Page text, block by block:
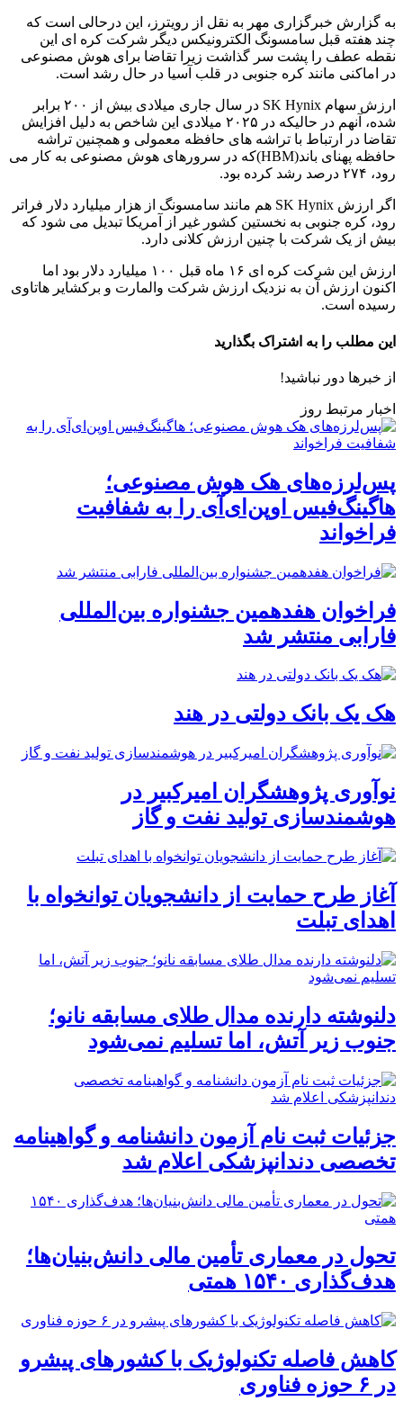
به گزارش خبرگزاری مهر به نقل از رویترز، این درحالی است که
چند هفته قبل سامسونگ الکترونیکس دیگر شرکت کره ای این
نقطه عطف را پشت سر گذاشت زیرا تقاضا برای هوش مصنوعی
در اماکنی مانند کره جنوبی در قلب آسیا در حال رشد است.
ارزش سهام SK Hynix در سال جاری میلادی بیش از ۲۰۰ برابر
شده، آنهم در حالیکه در ۲۰۲۵ میلادی این شاخص به دلیل افزایش
تقاضا در ارتباط با تراشه های حافظه معمولی و همچنین تراشه
حافظه پهنای باند(HBM)که در سرورهای هوش مصنوعی به کار می
رود، ۲۷۴ درصد رشد کرده بود.
اگر ارزش SK Hynix هم مانند سامسونگ از هزار میلیارد دلار فراتر
رود، کره جنوبی به نخستین کشور غیر از آمریکا تبدیل می شود که
بیش از یک شرکت با چنین ارزش کلانی دارد.
ارزش این شرکت کره ای ۱۶ ماه قبل ۱۰۰ میلیارد دلار بود اما
اکنون ارزش آن به نزدیک ارزش شرکت والمارت و برکشایر هاتاوی
رسیده است.
این مطلب را به اشتراک بگذارید
از خبرها دور نباشید!
اخبار مرتبط روز
پس‌لرزه‌های هک هوش مصنوعی؛
هاگینگ‌فیس اوپن‌ای‌آی را به شفافیت
فراخواند
فراخوان هفدهمین جشنواره بین‌المللی
فارابی منتشر شد
هک یک بانک دولتی در هند
نوآوری پژوهشگران امیرکبیر در
هوشمندسازی تولید نفت و گاز
آغاز طرح حمایت از دانشجویان توانخواه با
اهدای تبلت
دلنوشته دارنده مدال طلای مسابقه نانو؛
جنوب زیر آتش، اما تسلیم نمی‌شود
جزئیات ثبت نام آزمون دانشنامه و گواهینامه
تخصصی دندانپزشکی اعلام شد
تحول در معماری تأمین مالی دانش‌بنیان‌ها؛
هدف‌گذاری ۱۵۴۰ همتی
کاهش فاصله تکنولوژیک با کشورهای پیشرو
در ۶ حوزه‌ فناوری